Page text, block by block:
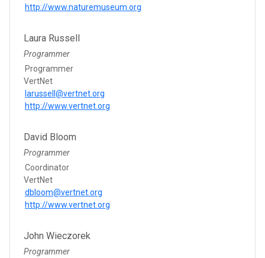
http://www.naturemuseum.org
Laura Russell
Programmer
Programmer
VertNet
larussell@vertnet.org
http://www.vertnet.org
David Bloom
Programmer
Coordinator
VertNet
dbloom@vertnet.org
http://www.vertnet.org
John Wieczorek
Programmer